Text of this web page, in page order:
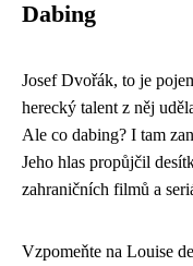
Dabing
Josef Dvořák, to je
herecký talent z něj
Ale co dabing? I tam
Jeho hlas propůjčil
zahraničních filmů a
Vzpomeňte na Louise